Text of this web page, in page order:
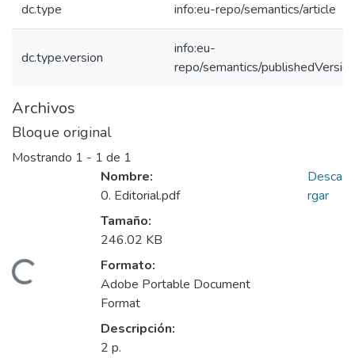
dc.type info:eu-repo/semantics/article
dc.type.version
info:eu-
repo/semantics/publishedVersion
Archivos
Bloque original
Mostrando 1 - 1 de 1
Cargando...
Nombre:
0. Editorial.pdf
Tamaño:
246.02 KB
Formato:
Adobe Portable Document
Format
Descripción:
2 p.
Desca
rgar